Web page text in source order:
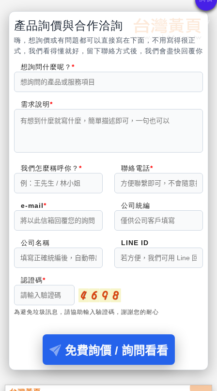
產品詢價與合作洽詢
嗨，想詢價或有問題都可以直接寫在下面，不用寫得很正
式，我們看得懂就好，留下聯絡方式後，我們會盡快回覆你
想詢問什麼呢？
需求說明
我們怎麼稱呼你？ 聯絡電話
e-mail 公司統編
公司名稱 LINE ID
認證碼
為避免垃圾訊息，請協助輸入驗證碼，謝謝您的耐心
免費詢價 / 詢問看看